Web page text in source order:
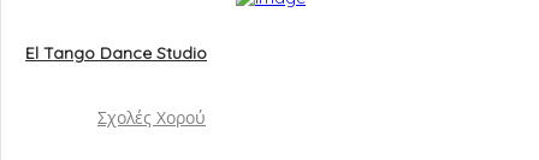
El Tango Dance Studio
Σχολές Χορού